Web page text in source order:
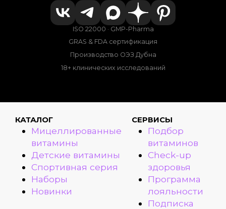
ISO 22000 · GMP-Pharma
GRAS & FDA сертификация
Производство ОЭЗ Дубна
18+ клинических исследований
КАТАЛОГ
Мицеллированные
витамины
Детские витамины
Спортивная серия
Наборы
Новинки
СЕРВИСЫ
Подбор
витаминов
Check-up
здоровья
Программа
лояльности
Подписка